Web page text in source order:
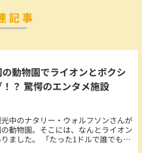
記事
動物園でライオンとボクシ
！？ 驚愕のエンタメ施設
中のナタリー・ウォルフソンさんが
動物園。そこには、なんとライオン
ました。 「たった1ドルで誰でもこ